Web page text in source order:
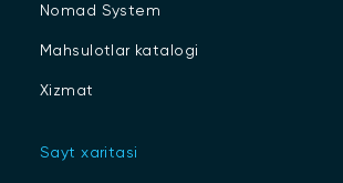
Nomad System
Mahsulotlar katalogi
Xizmat
Sayt xaritasi